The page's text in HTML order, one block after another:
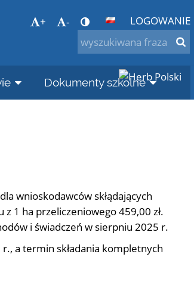
+ - LOGOWANIE
Dokumenty szkolne
wnioskodawców skłądających
1 ha przeliczeniowego 459,00 zł.
i świadczeń w sierpniu 2025 r.
a termin składania kompletnych